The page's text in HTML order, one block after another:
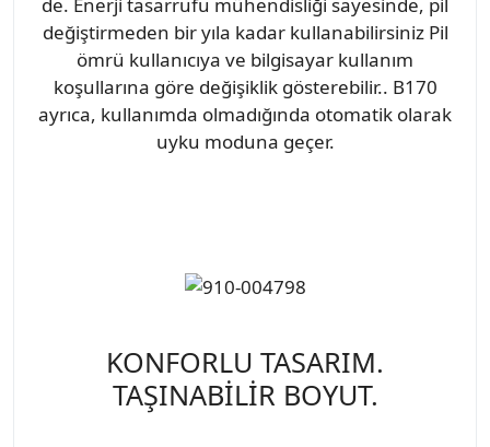
değiştirmeden bir yıla kadar kullanabilirsiniz Pil
ömrü kullanıcıya ve bilgisayar kullanım
koşullarına göre değişiklik gösterebilir.. B170
ayrıca, kullanımda olmadığında otomatik olarak
uyku moduna geçer.
KONFORLU TASARIM.
TAŞINABİLİR BOYUT.